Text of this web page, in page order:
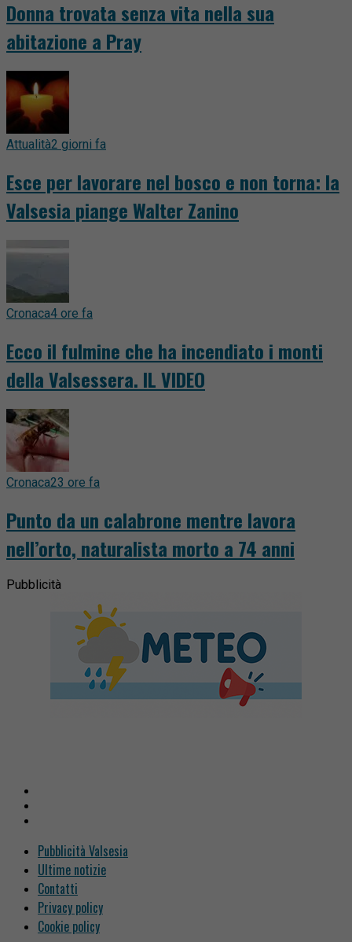
Donna trovata senza vita nella sua
abitazione a Pray
Attualità2 giorni fa
Esce per lavorare nel bosco e non torna: la
Valsesia piange Walter Zanino
Cronaca4 ore fa
Ecco il fulmine che ha incendiato i monti
della Valsessera. IL VIDEO
Cronaca23 ore fa
Punto da un calabrone mentre lavora
nell’orto, naturalista morto a 74 anni
Pubblicità
Pubblicità Valsesia
Ultime notizie
Contatti
Privacy policy
Cookie policy